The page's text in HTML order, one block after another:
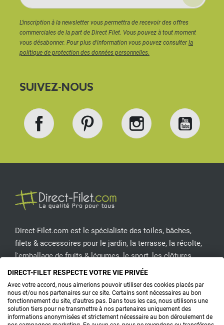
L'inscription à la newsletter vous permettra de recevoir des offres
commerciales de la part de Direct Filet. Vous pouvez à tout moment
vous désabonner. Pour plus d'information vous pouvez consulterla
politique de protection des données personnelles.
SUIVEZ-NOUS
Direct-Filet.com est le spécialiste des toiles, bâches,
filets & accessoires pour le jardin, la terrasse, la récolte,
l'emballage de fruits & légumes, le sport, les clôtures...
CONTACTEZ-NOUS
PRODUITS
DIRECT-FILET RESPECTE VOTRE VIE PRIVÉE
Avec votre accord, nous aimerions pouvoir utiliser des cookies placés par
nous et/ou nos partenaires sur ce site. Certains sont nécessaires au bon
fonctionnement du site, d'autres pas. Dans tous les cas, nous utilisons une
solution tiers pour ne transmettre à nos partenaires uniquement des
informations anonymisées et strictement nécessaire au bon déroulement de